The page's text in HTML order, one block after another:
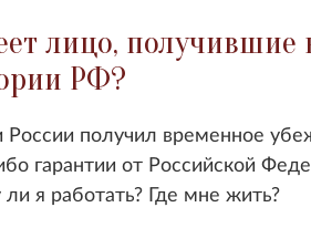
лицо, получившие
РФ?
получил временное
гарантии от Российской
я работать? Где мне жить?